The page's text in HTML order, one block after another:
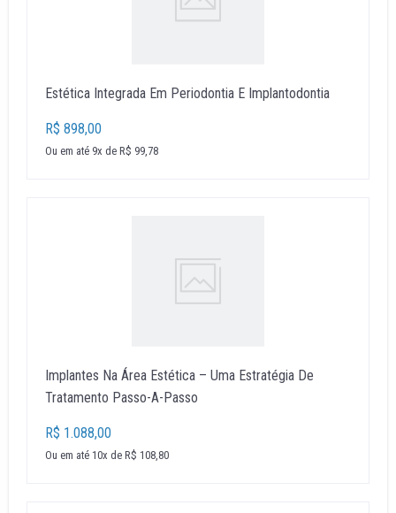
Estética Integrada Em Periodontia E Implantodontia
R$ 898,00
Ou em até 9x de R$ 99,78
Implantes Na Área Estética – Uma Estratégia De
Tratamento Passo-A-Passo
R$ 1.088,00
Ou em até 10x de R$ 108,80